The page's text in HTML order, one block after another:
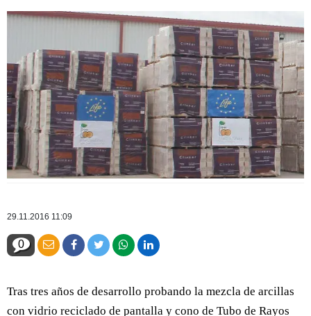
29.11.2016 11:09
0
Tras tres años de desarrollo probando la mezcla de arcillas
con vidrio reciclado de pantalla y cono de Tubo de Rayos